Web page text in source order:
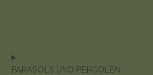
PARASOLS UND PERGOLEN